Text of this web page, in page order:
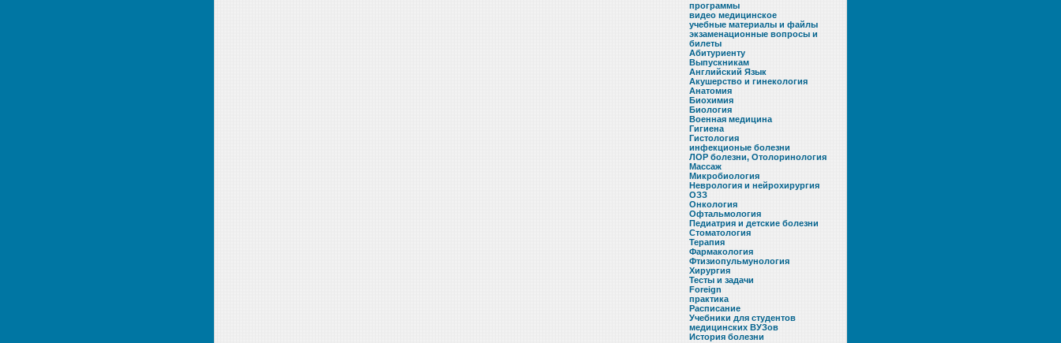
программы
видео медицинское
учебные материалы и файлы
экзаменационные вопросы и
билеты
Абитуриенту
Выпускникам
Английский Язык
Акушерство и гинекология
Анатомия
Биохимия
Биология
Военная медицина
Гигиена
Гистология
инфекционые болезни
ЛОР болезни, Отолоринология
Массаж
Микробиология
Неврология и нейрохирургия
ОЗЗ
Онкология
Офтальмология
Педиатрия и детские болезни
Стоматология
Терапия
Фармакология
Фтизиопульмунология
Хирургия
Тесты и задачи
Foreign
практика
Расписание
Учебники для студентов
медицинских ВУЗов
История болезни